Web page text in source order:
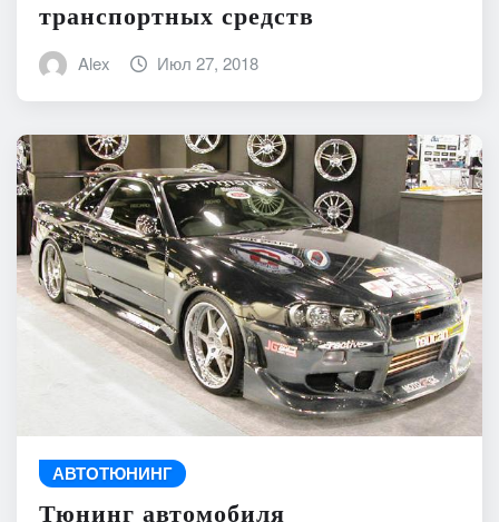
транспортных средств
Alex Июл 27, 2018
АВТОТЮНИНГ
Тюнинг автомобиля